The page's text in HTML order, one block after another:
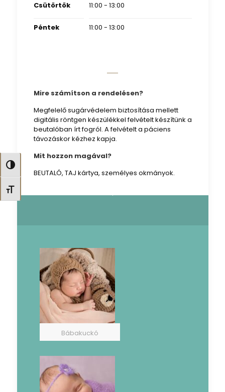
Nagy kontraszt váltása
Betűméret váltása
Csütörtök 11:00 - 13:00
Péntek 11:00 - 13:00
Mire számítson a rendelésen?
Megfelelő sugárvédelem biztosítása mellett
digitális röntgen készülékkel felvételt készítünk a
beutalóban írt fogról. A felvételt a páciens
távozáskor kézhez kapja.
Mit hozzon magával?
BEUTALÓ, TAJ kártya, személyes okmányok.
Bábakuckó